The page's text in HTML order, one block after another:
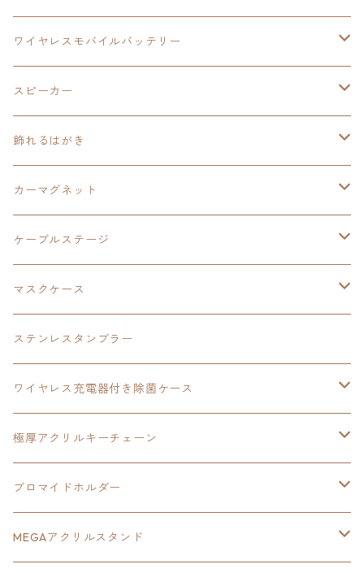
飾れるはがき
除菌ケース
オーロラアクリルスタンド
イラストフレームクロック
アクリルマグネット
ダブルアクリルキーチェーン
黎の軌跡
3in1充電ケーブル
カードサイズスピーカー
黎の軌跡Ⅱ
イースⅩ
東亰ザナドゥeX+
極厚アクリルキーチェーン
オーロラアクリルスタンド
イースvs空の軌跡
軌跡シリーズ20周年
界の軌跡
アクリルマグネット
ヘッドホンスタンド
空の軌跡1st
イース
亰都ザナドゥ
王冠クリップ
閃の軌跡Ⅳ
イースⅨ
創の軌跡
黎の軌跡
黎の軌跡Ⅱ
空の軌跡1st
界の軌跡
ゴジラ
手塚治虫
ウルトラマン
タツノコプロ
ドラえもん
零の軌跡：改
碧の軌跡：改
創の軌跡
黎の軌跡
黎の軌跡Ⅱ
界の軌跡
イースⅨ
零の軌跡：改
碧の軌跡：改
創の軌跡
日本ファルコム
ワイヤレスモバイルバッテリー
イースⅨ
閃の軌跡
閃の軌跡Ⅳ
零の軌跡：改
碧の軌跡：改
創の軌跡
40周年記念
スピーカー
置くだけスピーカー
碧の軌跡：改
創の軌跡
バイブレーションスピーカー
軌跡シリーズ15周年
創の軌跡
飾れるはがき
閃の軌跡Ⅳ
イースⅨ
創の軌跡
カーマグネット
軌跡シリーズ
ケーブルステージ
閃の軌跡Ⅲ
創の軌跡
マスクケース
創の軌跡
ステンレスタンブラー
ワイヤレス充電器付き除菌ケース
創の軌跡
イース
極厚アクリルキーチェーン
日本ファルコム40周年記念イラスト
黎の軌跡
ブロマイドホルダー
40周年記念
MEGAアクリルスタンド